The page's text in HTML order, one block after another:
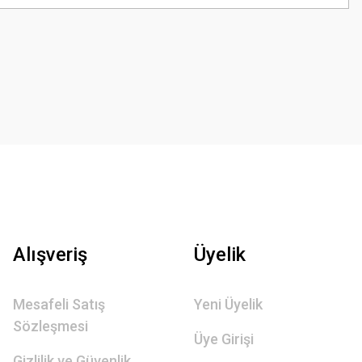
Alışveriş
Mesafeli Satış
Sözleşmesi
Üyelik
Yeni Üyelik
Üye Girişi